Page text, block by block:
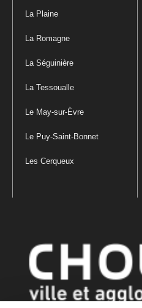
La Plaine
La Romagne
La Séguinière
La Tessoualle
Le May-sur-Èvre
Le Puy-Saint-Bonnet
Les Cerqueux